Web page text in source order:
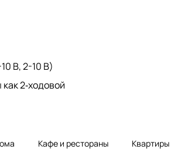
В, 2-10 В)
2‑ходовой
Кафе и рестораны Квартиры